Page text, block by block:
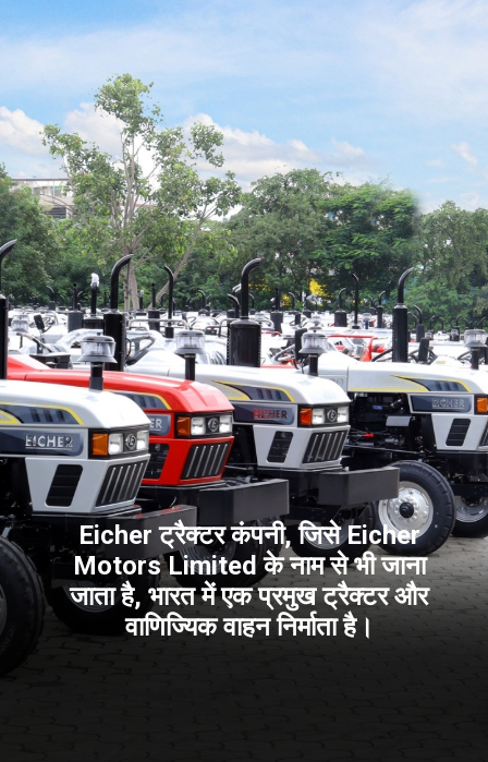
Eicher ट्रैक्टर कंपनी, जिसे Eicher
Motors Limited के नाम से भी जाना
जाता है, भारत में एक प्रमुख ट्रैक्टर और
वाणिज्यिक वाहन निर्माता है।